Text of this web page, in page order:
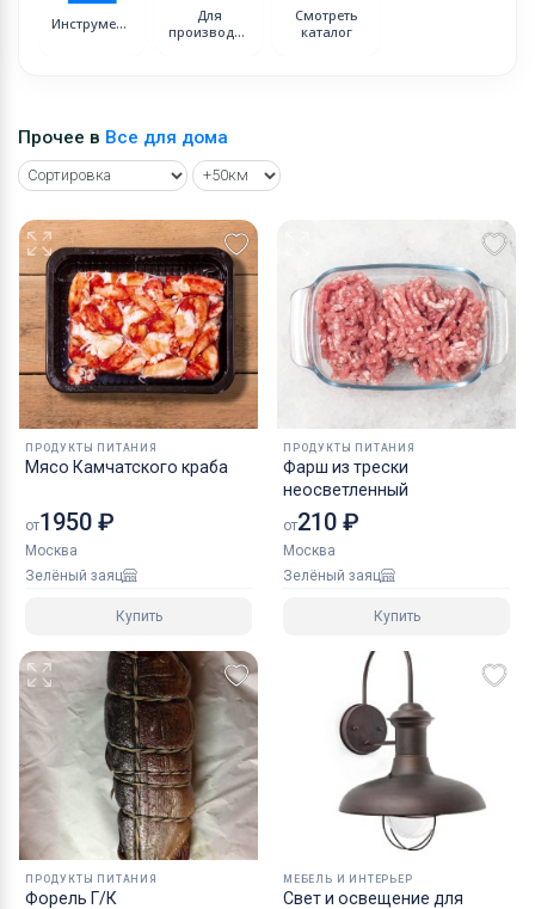
Инструменты
Для
производства
Смотреть
каталог
Прочее в Все для дома
ПРОДУКТЫ ПИТАНИЯ
Мясо Камчатского краба
от1950 ₽
Москва
Зелёный заяц
Купить
ПРОДУКТЫ ПИТАНИЯ
Фарш из трески
неосветленный
от210 ₽
Москва
Зелёный заяц
Купить
ПРОДУКТЫ ПИТАНИЯ
Форель Г/К
МЕБЕЛЬ И ИНТЕРЬЕР
Свет и освещение для